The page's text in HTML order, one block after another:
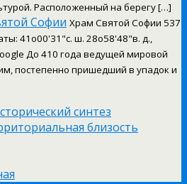
Расположенный на берегу […]
Софии Храм Святой Софии 537
41o00'31"с. ш. 28o58'48"в. д.,
До 410 года ведущей мировой
постепенно пришедший в упадок и
синтез
близость